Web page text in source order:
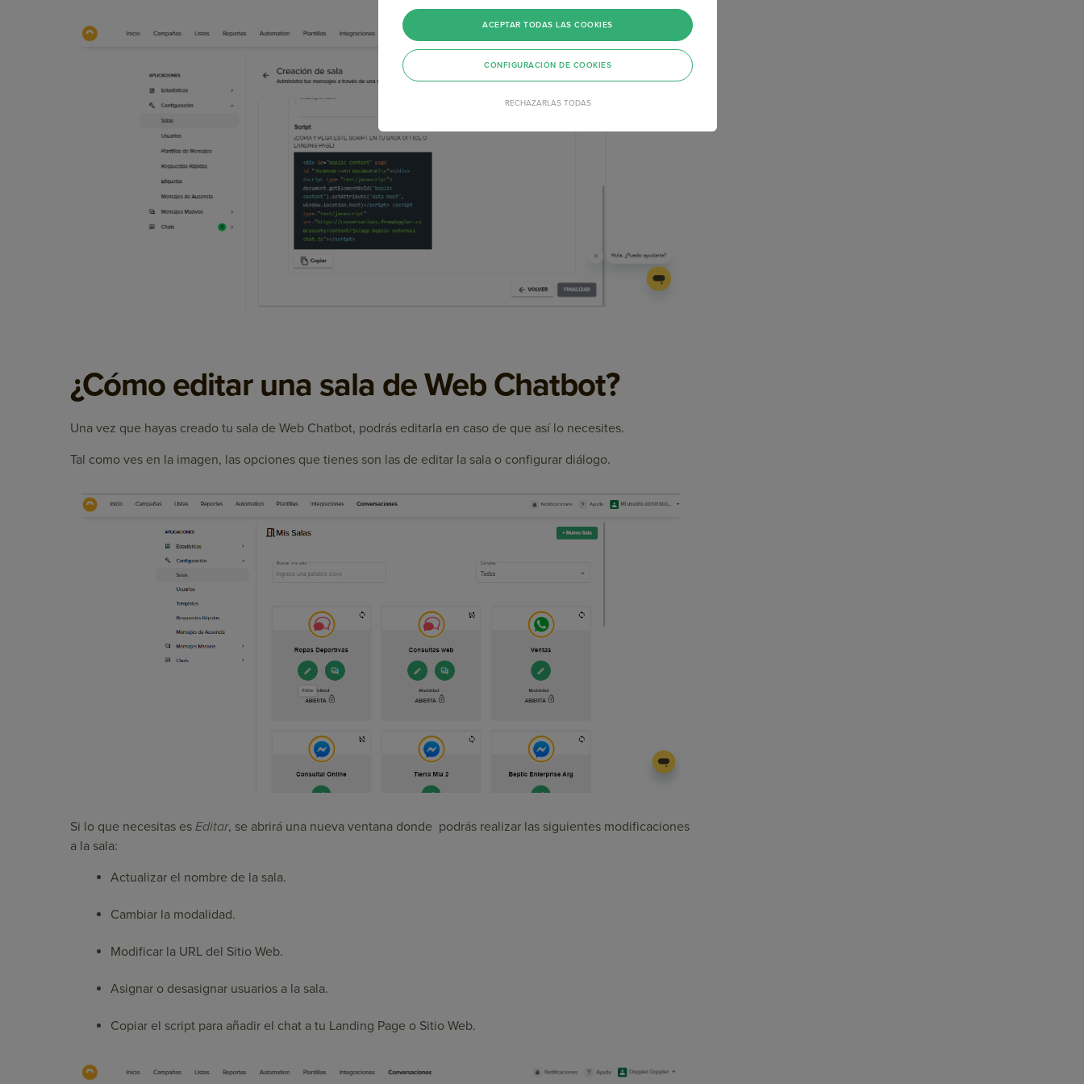
¿Cómo editar una sala de Web Chatbot?
Una vez que hayas creado tu sala de Web Chatbot, podrás editarla en caso de que así lo necesites.
Tal como ves en la imagen, las opciones que tienes son las de editar la sala o configurar diálogo.
Si lo que necesitas es Editar, se abrirá una nueva ventana donde podrás realizar las siguientes modificaciones
a la sala:
Actualizar el nombre de la sala.
Cambiar la modalidad.
Modificar la URL del Sitio Web.
Asignar o desasignar usuarios a la sala.
Copiar el script para añadir el chat a tu Landing Page o Sitio Web.
RECHAZARLAS TODAS
ACEPTAR TODAS LAS COOKIES
CONFIGURACIÓN DE COOKIES